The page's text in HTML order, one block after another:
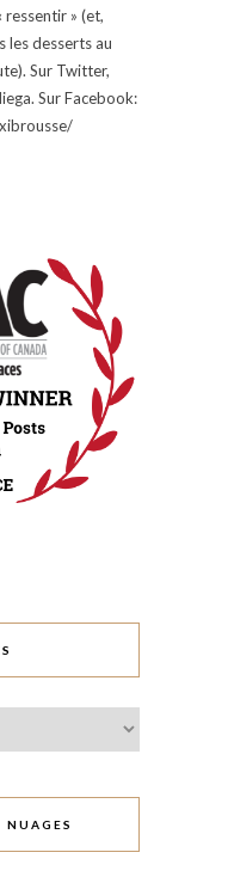
ressentir » (et,
les desserts au
Sur Twitter,
Sur Facebook:
NUAGES